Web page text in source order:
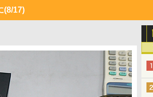
(8/17)